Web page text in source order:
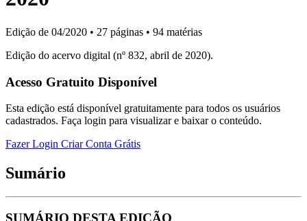
Edição de 04/2020 • 27 páginas • 94 matérias
Edição do acervo digital (nº 832, abril de 2020).
Acesso Gratuito Disponível
Esta edição está disponível gratuitamente para todos os usuários
cadastrados. Faça login para visualizar e baixar o conteúdo.
Fazer Login Criar Conta Grátis
Sumário
SUMÁRIO DESTA EDIÇÃO